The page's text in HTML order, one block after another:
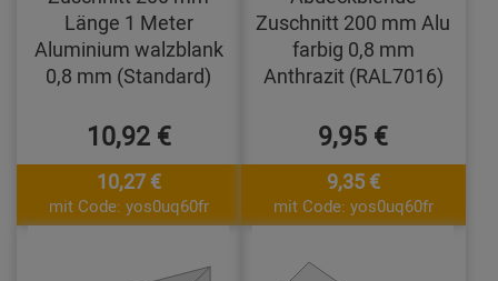
Länge 1 Meter
Aluminium walzblank
0,8 mm (Standard)
10,92 €
10,27 €
mit Code: yos0uq60fr
Zuschnitt 200 mm Alu
farbig 0,8 mm
Anthrazit (RAL7016)
9,95 €
9,35 €
mit Code: yos0uq60fr